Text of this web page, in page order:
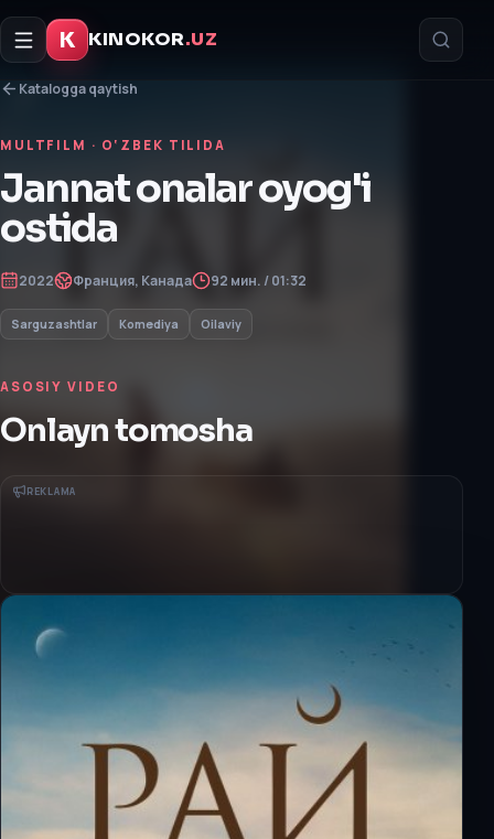
K KINOKOR.UZ
Katalogga qaytish
MULTFILM · O‘ZBEK TILIDA
Jannat onalar oyog'i
ostida
2022 Франция, Канада 92 мин. / 01:32
Sarguzashtlar Komediya Oilaviy
ASOSIY VIDEO
Onlayn tomosha
REKLAMA